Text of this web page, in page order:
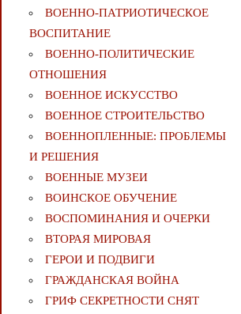
ВОЕННО-ПАТРИОТИЧЕСКОЕ
ВОСПИТАНИЕ
ВОЕННО-ПОЛИТИЧЕСКИE
ОТНОШЕНИЯ
ВОЕННОЕ ИСКУССТВО
ВОЕННОЕ СТРОИТЕЛЬСТВО
ВОЕННОПЛЕННЫЕ: ПРОБЛЕМЫ
И РЕШЕНИЯ
ВОЕННЫЕ МУЗЕИ
ВОИНСКОЕ ОБУЧЕНИЕ
ВОСПОМИНАНИЯ И ОЧЕРКИ
ВТОРАЯ МИРОВАЯ
ГЕРОИ И ПОДВИГИ
ГРАЖДАНСКАЯ ВОЙНА
ГРИФ СЕКРЕТНОСТИ СНЯТ